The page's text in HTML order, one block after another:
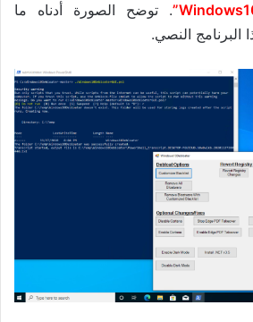
. توضح الصورة أدناه ما
النصي.